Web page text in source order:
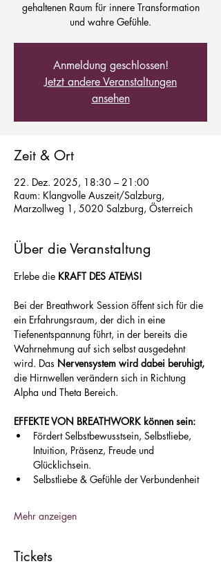
gehaltenen Raum für innere Transformation
und wahre Gefühle.
Anmeldung geschlossen!
Jetzt andere Veranstaltungen
ansehen
Zeit & Ort
22. Dez. 2025, 18:30 – 21:00
Raum: Klangvolle Auszeit/Salzburg,
Marzollweg 1, 5020 Salzburg, Österreich
Über die Veranstaltung
Erlebe die KRAFT DES ATEMS!
Bei der Breathwork Session öffent sich für die
ein Erfahrungsraum, der dich in eine
Tiefenentspannung führt, in der bereits die
Wahrnehmung auf sich selbst ausgedehnt
wird. Das Nervensystem wird dabei beruhigt,
die Hirnwellen verändern sich in Richtung
Alpha und Theta Bereich.
EFFEKTE VON BREATHWORK können sein:
Fördert Selbstbewusstsein, Selbstliebe,
Intuition, Präsenz, Freude und
Glücklichsein.
Selbstliebe & Gefühle der Verbundenheit
Mehr anzeigen
Tickets